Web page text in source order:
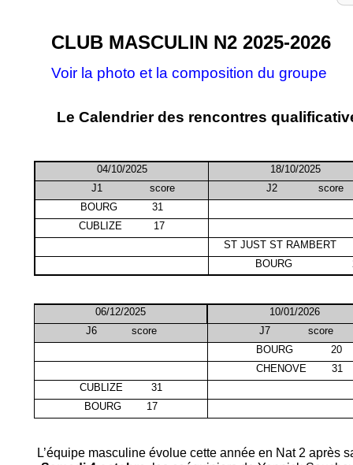
Le Calendrier des rencontres
04/10/2025
18/10/2025
J1 score
J2 score
BOURG 31
CUBLIZE 17
ST JUST ST RAMBERT
BOURG
06/12/2025
10/01/2026
J6 score
J7 score
BOURG 20
CHENOVE 31
CUBLIZE 31
BOURG 17
CLUB MASCULIN N2 2025-2026
Voir la photo et la composition du groupe
L’équipe masculine évolue cette année en Nat 2 après